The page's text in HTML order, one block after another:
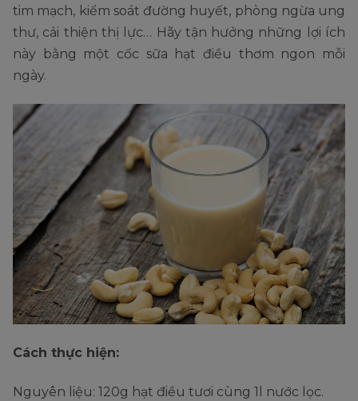
tim mạch, kiểm soát đường huyết, phòng ngừa ung
thư, cải thiện thị lực… Hãy tận hưởng những lợi ích
này bằng một cốc sữa hạt điều thơm ngon mỗi
ngày.
Cách thực hiện:
Nguyên liệu: 120g hạt điều tươi cùng 1l nước lọc.